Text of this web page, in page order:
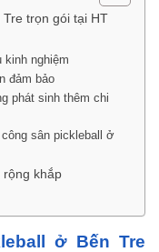
trọn gói tại HT
nghiệm
đảm bảo
phát sinh thêm chi
sân pickleball ở
rộng khắp
ở Bến Tre